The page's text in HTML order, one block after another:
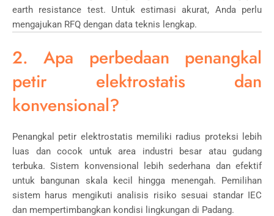
earth resistance test. Untuk estimasi akurat, Anda perlu
mengajukan RFQ dengan data teknis lengkap.
2. Apa perbedaan penangkal
petir elektrostatis dan
konvensional?
Penangkal petir elektrostatis memiliki radius proteksi lebih
luas dan cocok untuk area industri besar atau gudang
terbuka. Sistem konvensional lebih sederhana dan efektif
untuk bangunan skala kecil hingga menengah. Pemilihan
sistem harus mengikuti analisis risiko sesuai standar IEC
dan mempertimbangkan kondisi lingkungan di Padang.